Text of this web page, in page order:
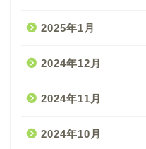
2025年1月
2024年12月
2024年11月
2024年10月